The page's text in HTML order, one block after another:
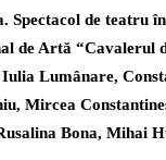
Spectacol de teatru
de Artă “Cavalerul
Lumânare,
Mircea
Bona, Mihai